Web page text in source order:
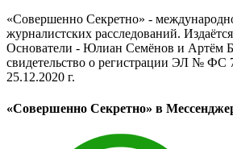
«Совершенно Секретно» -
журналистских расследований.
Основатели - Юлиан Семёнов и Артём
свидетельство о регистрации ЭЛ № ФС
25.12.2020 г.
«Совершенно Секретно» в